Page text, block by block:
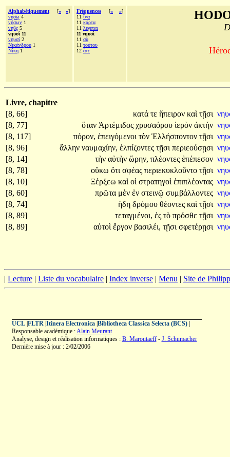
Alphabétiquement [« »]
νήσῳ 4
νήσων 1
νηῦς 5
νηυσὶ 11
νηυσί 2
Νικάνδρου 1
Νίκη 1
Fréquences [« »]
11 ἵνα
11 κάρτα
11 λέγεται
11 νηυσὶ
11 σὺ
11 τούτου
12 ἅτε
Livre, chapitre
[8, 66]
κατά τε ἤπειρον καὶ τῇσι
[8, 77]
ὅταν Ἀρτέμιδος χρυσαόρου ἱερὸν ἀκτήν
[8, 117]
πόρον, ἐπειγόμενοι τὸν Ἑλλήσποντον τῇσι
[8, 96]
ἄλλην ναυμαχίην, ἐλπίζοντες τῇσι περιεούσῃσι
[8, 14]
τὴν αὐτὴν ὥρην, πλέοντες ἐπέπεσον
[8, 78]
οὔκω ὅτι σφέας περιεκυκλοῦντο τῇσι
[8, 10]
Ξέρξεω καὶ οἱ στρατηγοὶ ἐπιπλέοντας
[8, 60]
πρῶτα μὲν ἐν στεινῷ συμβάλλοντες
[8, 74]
ἤδη δρόμου θέοντες καὶ τῇσι
[8, 89]
τεταγμένοι, ἐς τὸ πρόσθε τῇσι
[8, 89]
αὐτοὶ ἔργον βασιλέι, τῇσι σφετέρῃσι
| Lecture | Liste du vocabulaire | Index inverse | Menu | Site de
UCL| FLTR| Itinera Electronica| Bibliotheca Classica Selecta (BCS)|
Responsable académique :Alain Meurant
Analyse, design et réalisation informatiques : B. Maroutaeff- J. Schumacher
Dernière mise à jour : 2/02/2006